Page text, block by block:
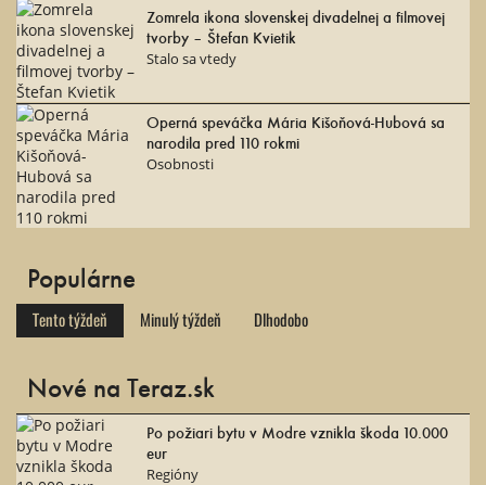
Zomrela ikona slovenskej divadelnej a filmovej
tvorby – Štefan Kvietik
Stalo sa vtedy
Operná speváčka Mária Kišoňová-Hubová sa
narodila pred 110 rokmi
Osobnosti
Populárne
Tento týždeň Minulý týždeň Dlhodobo
Nové na Teraz.sk
Po požiari bytu v Modre vznikla škoda 10.000
eur
Regióny